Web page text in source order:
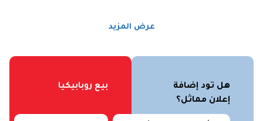
عرض المزيد
هل تود إضافة
إعلان مماثل؟
بيع روبابيكيا